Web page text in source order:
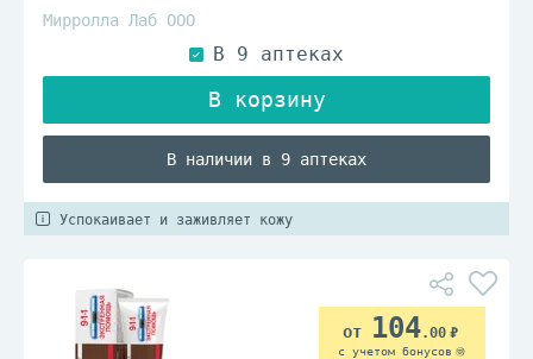
Мирролла Лаб ООО
В наличии в 9 аптеках
Успокаивает и заживляет кожу
104.00
с учетом бонусов